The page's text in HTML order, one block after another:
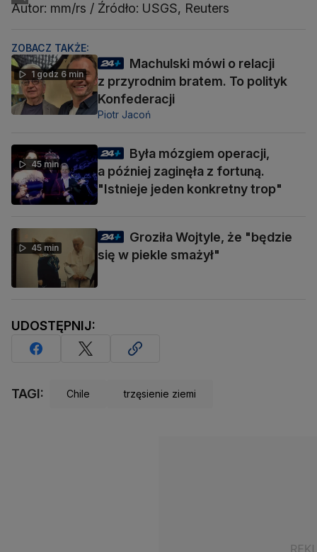
Autor: mm/rs / Źródło: USGS, Reuters
ZOBACZ TAKŻE:
1 godz 6 min
Machulski mówi o relacji
z przyrodnim bratem. To polityk
Konfederacji
Piotr Jacoń
45 min
Była mózgiem operacji,
a później zaginęła z fortuną.
"Istnieje jeden konkretny trop"
45 min
Groziła Wojtyle, że "będzie
się w piekle smażył"
UDOSTĘPNIJ:
TAGI: Chile trzęsienie ziemi